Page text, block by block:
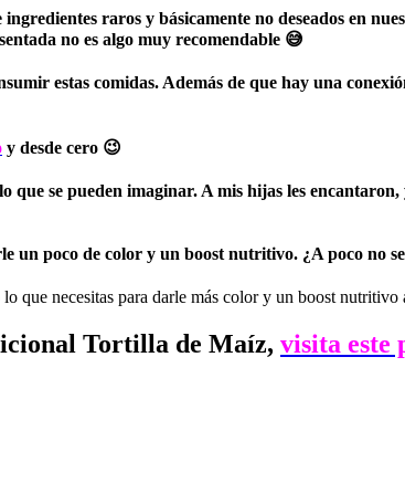
raros y básicamente no deseados en
no es algo muy recomendable 😅
estas comidas. Además de que hay una
y desde cero 😉
se pueden imaginar. A mis hijas les
un poco de color y un boost nutritivo. ¿A poco no
Tortilla de Maíz, visita este